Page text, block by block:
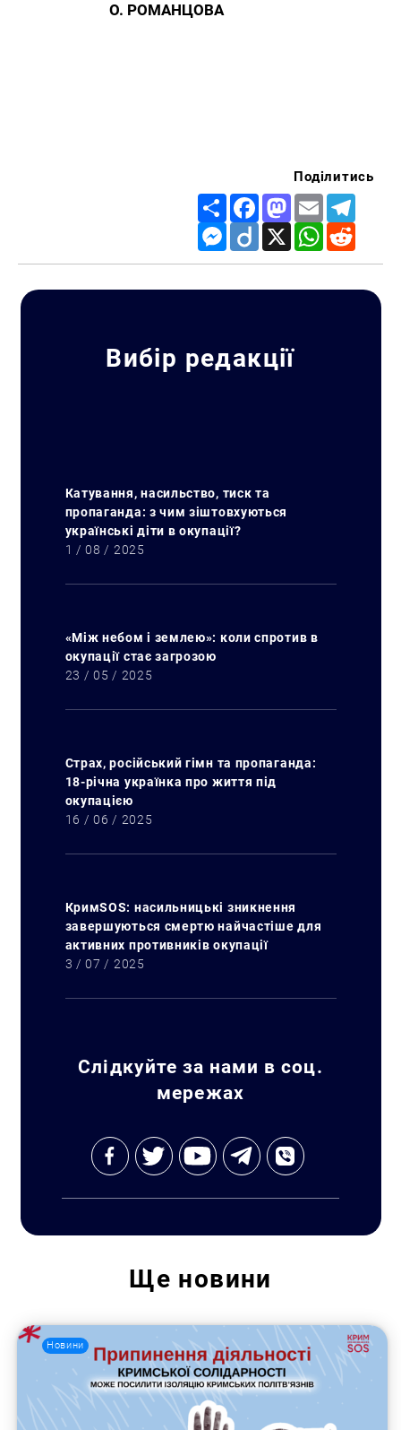
Пошук за запитом:
О. РОМАНЦОВА
Поділитись
Share FacebookMastodon
Email
Messenger
Diigo X WhatsApp
Вибір редакції
Катування, насильство, тиск та
пропаганда: з чим зіштовхуються
українські діти в окупації?
1 / 08 / 2025
«Між небом і землею»: коли спротив в
окупації стає загрозою
23 / 05 / 2025
Страх, російський гімн та пропаганда:
18-річна українка про життя під
окупацією
16 / 06 / 2025
КримSOS: насильницькі зникнення
завершуються смертю найчастіше для
активних противників окупації
3 / 07 / 2025
Слідкуйте за нами в соц.
мережах
Ще новини
Новини